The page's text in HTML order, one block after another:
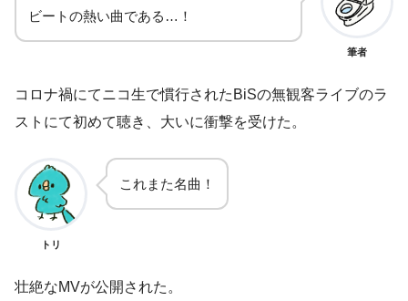
ビートの熱い曲である…！
筆者
コロナ禍にてニコ生で慣行されたBiSの無観客ライブのラ
ストにて初めて聴き、大いに衝撃を受けた。
トリ
これまた名曲！
壮絶なMVが公開された。